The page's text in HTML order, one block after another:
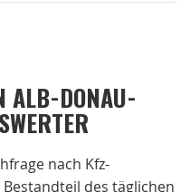
ALB-DONAU-
nach Kfz-
des täglichen